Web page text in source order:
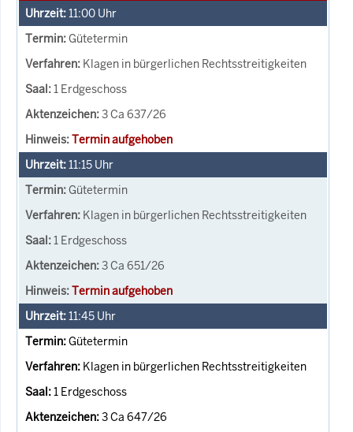
11:00 Uhr
Gütetermin
Klagen in bürgerlichen Rechtsstreitigkeiten
1 Erdgeschoss
3 Ca 637/26
Termin aufgehoben
11:15 Uhr
Gütetermin
Klagen in bürgerlichen Rechtsstreitigkeiten
1 Erdgeschoss
3 Ca 651/26
Termin aufgehoben
11:45 Uhr
Gütetermin
Klagen in bürgerlichen Rechtsstreitigkeiten
1 Erdgeschoss
3 Ca 647/26